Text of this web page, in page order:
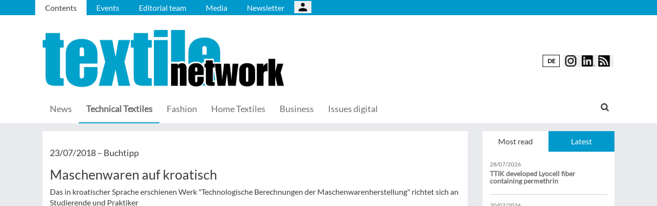
Contents Events Editorial team Media Newsletter
DE
News Technical Textiles Fashion Home Textiles Business Issues digital
23/07/2018 – Buchtipp
Maschenwaren auf kroatisch
Das in kroatischer Sprache erschienen Werk "Technologische Berechnungen der Maschenwarenherstellung" richtet sich an
Studierende und Praktiker
Most read Latest
28/07/2026
TTIK developed Lyocell fiber
containing permethrin